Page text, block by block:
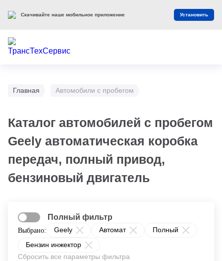
Главная Автомобили с пробегом
Каталог автомобилей с пробегом
Geely автоматическая коробка
передач, полный привод,
бензиновый двигатель
Выбрано: Geely Автомат
Полный
Бензин инжектор
Сбросить все параметры фильтра
Полный фильтр
Скачивайте наше мобильное приложение Установить